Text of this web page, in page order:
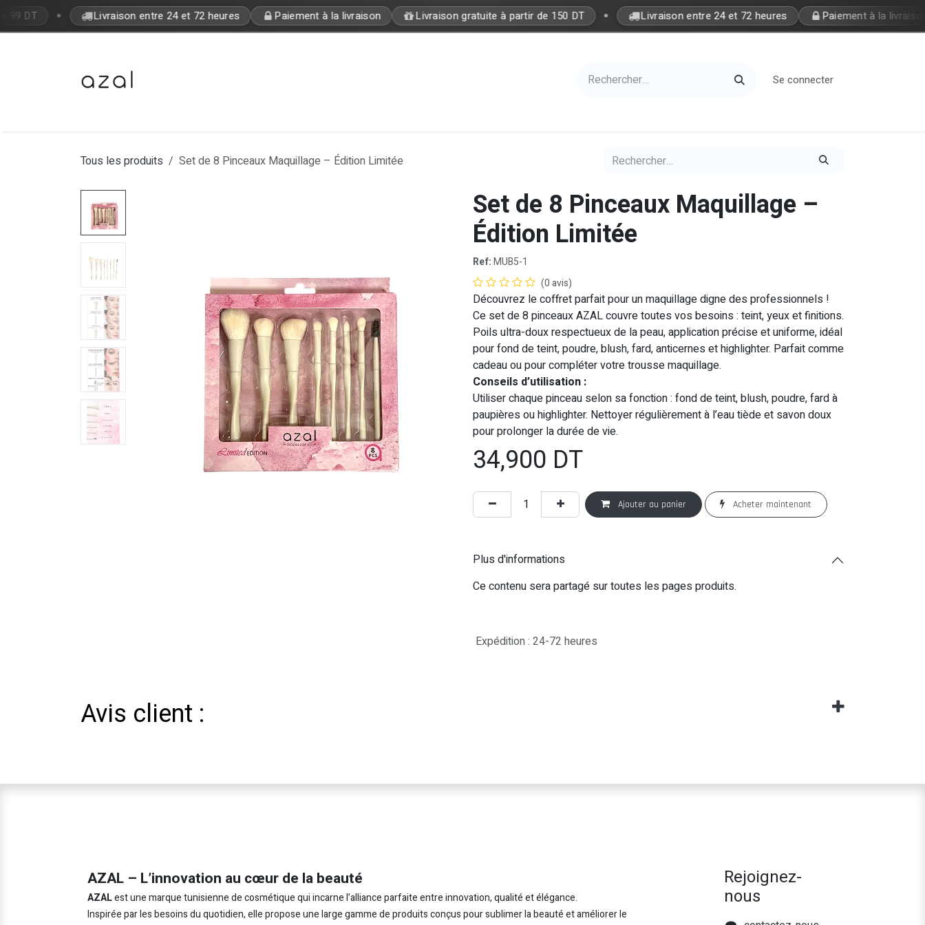
Se rendre au contenu
DT Livraison entre 24 et 72 heures Paiement à la livraison Livraison gratuite à partir de 150 DT • Livraison entre 24 et 72 heures Paiement à la livraison
Se connecter
Tous les produits Set de 8 Pinceaux Maquillage – Édition Limitée
Set de 8 Pinceaux Maquillage –
Édition Limitée
Ref:MUB5-1
(0 avis)
Découvrez le coffret parfait pour un maquillage digne des professionnels !
Ce set de 8 pinceaux AZAL couvre toutes vos besoins : teint, yeux et finitions.
Poils ultra-doux respectueux de la peau, application précise et uniforme, idéal
pour fond de teint, poudre, blush, fard, anticernes et highlighter. Parfait comme
cadeau ou pour compléter votre trousse maquillage.
Conseils d’utilisation :
Utiliser chaque pinceau selon sa fonction : fond de teint, blush, poudre, fard à
paupières ou highlighter. Nettoyer régulièrement à l’eau tiède et savon doux
pour prolonger la durée de vie.
34,900 DT
Ajouter au panier Acheter maintenant
Plus d'informations
Ce contenu sera partagé sur toutes les pages produits.
Expédition : 24-72 heures
Avis client :
Rejoignez-
nous
AZAL – L’innovation au cœur de la beauté
AZALest une marque tunisienne de cosmétique qui incarne l’alliance parfaite entre innovation, qualité et élégance.
Inspirée par les besoins du quotidien, elle propose une large gamme de produits conçus pour sublimer la beauté et améliorer le